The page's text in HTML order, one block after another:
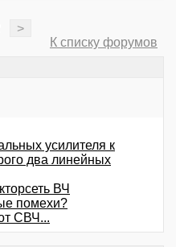
>
К списку форумов
усилителя к
два линейных
ВЧ
помехи?
СВЧ...